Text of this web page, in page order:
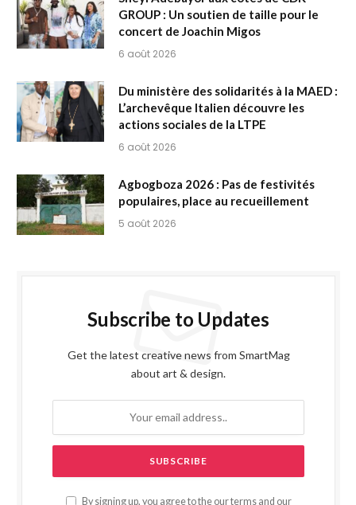
GROUP : Un soutien de taille pour le
concert de Joachin Migos
6 août 2026
Du ministère des solidarités à la MAED :
L’archevêque Italien découvre les
actions sociales de la LTPE
6 août 2026
Agbogboza 2026 : Pas de festivités
populaires, place au recueillement
5 août 2026
Subscribe to Updates
Get the latest creative news from SmartMag
about art & design.
By signing up, you agree to the our terms and our